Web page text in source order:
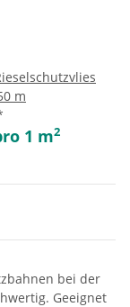
m
1 m2
bei der
Geeignet